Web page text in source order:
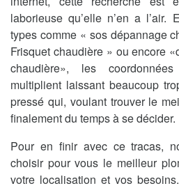
laborieuse qu’elle n’en a
types comme « sos dépannage
Frisquet chaudière » ou encore
chaudière», les
multiplient laissant beaucoup
pressé qui, voulant trouver le
finalement du temps à se décider.
Pour en finir avec ce tracas,
choisir pour vous le meilleur
votre localisation et vos